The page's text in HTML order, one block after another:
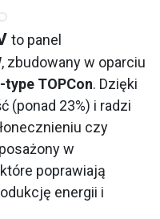
to panel
, zbudowany w oparciu
type TOPCon. Dzięki
(ponad 23%) i radzi
czy
w
które poprawiają
energii i